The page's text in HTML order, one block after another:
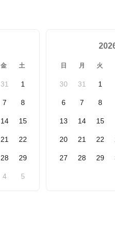
金 土
31 1
7 8
14 15
21 22
28 29
4 5
日 月 火
30 31 1
6 7 8
13 14 15
20 21 22
27 28 29